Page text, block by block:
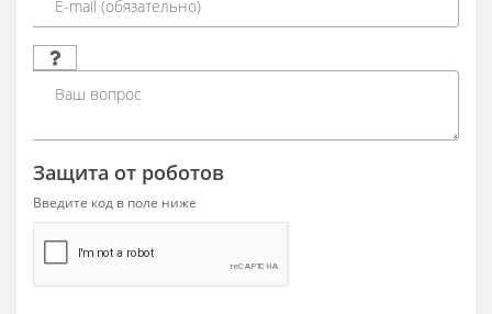
Защита от роботов
Введите код в поле ниже